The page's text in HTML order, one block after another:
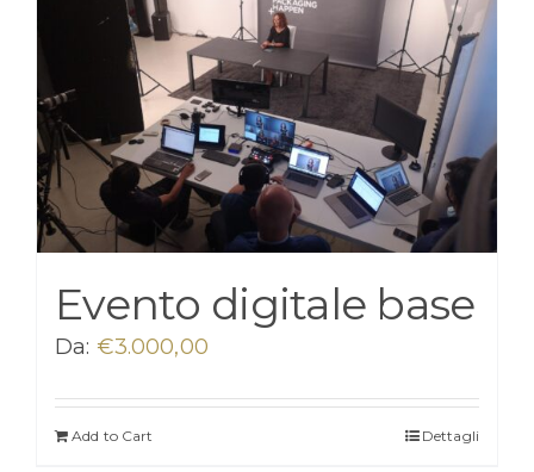
Evento digitale base
Da: €3.000,00
Add to Cart Dettagli